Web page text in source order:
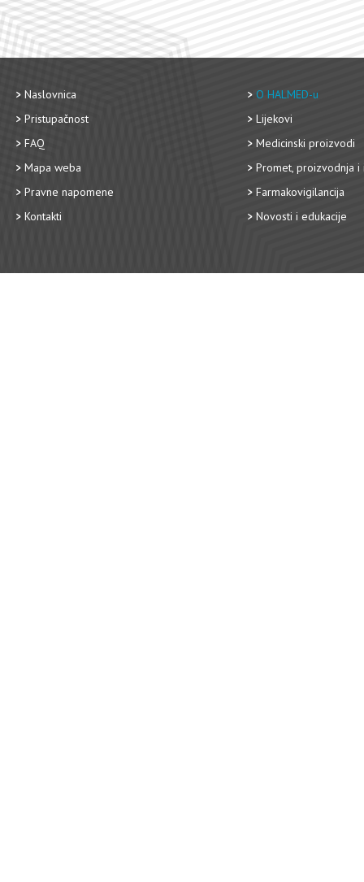
Naslovnica
Pristupačnost
FAQ
Mapa weba
Pravne napomene
Kontakti
O HALMED-u
Lijekovi
Medicinski proizvodi
Promet, proizvodnja i
Farmakovigilancija
Novosti i edukacije